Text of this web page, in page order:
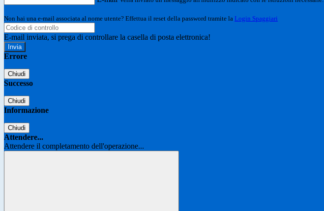
Non hai una e-mail associata al nome utente? Effettua il reset della password tramite la Login Spaggiari
E-mail inviata, si prega di controllare la casella di posta elettronica!
Errore
Chiudi
Successo
Chiudi
Informazione
Chiudi
Attendere...
Attendere il completamento dell'operazione...